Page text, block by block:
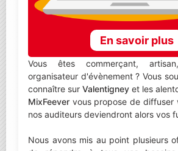
En savoir plus
Vous êtes commerçant,
organisateur d'évènement ? Vous
connaître sur Valentigney et les
MixFeever vous propose de diffuser
nos auditeurs deviendront alors vos
Nous avons mis au point plusieurs